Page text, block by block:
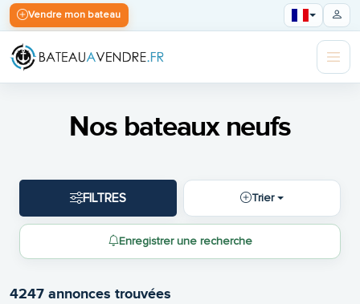
Vendre mon bateau
Nos bateaux neufs
FILTRES Trier
Enregistrer une recherche
4247 annonces trouvées